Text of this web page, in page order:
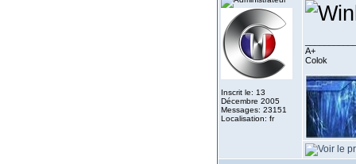
Inscrit le: 13
Décembre 2005
Messages: 23151
Localisation: fr
A+
Colok